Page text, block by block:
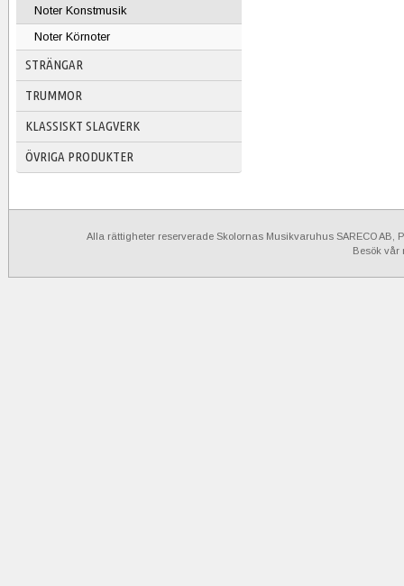
Noter Konstmusik
Noter Körnoter
STRÄNGAR
TRUMMOR
KLASSISKT SLAGVERK
ÖVRIGA PRODUKTER
Alla rättigheter reserverade Skolornas Musikvaruhus SARECO AB,
Besök vår